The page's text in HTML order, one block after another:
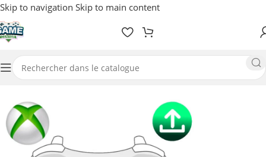
Skip to navigation Skip to main content
Accueil/ Hacks